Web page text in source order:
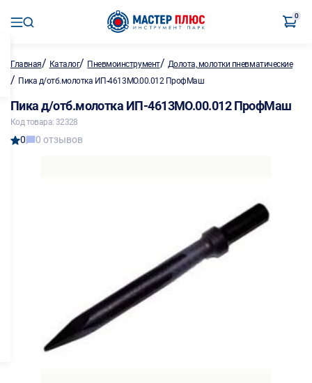
0
Главная/ Каталог/ Пневмоинструмент/ Долота, молотки пневматические
/ Пика д/отб.молотка ИП-4613МО.00.012 ПрофМаш
Пика д/отб.молотка ИП-4613МО.00.012 ПрофМаш
Код товара: 32328
0 0 отзывов